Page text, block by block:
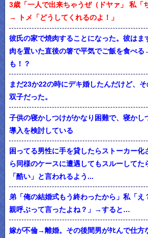
3歳「一人で出来ちゃうぜ（ドヤァ」 私「
→ トメ「どうしてくれるのよ！」
彼氏の家で焼肉することになった。彼はま
肉を置いた直後の箸で平気でご飯を食べ
も！？
まだ23か22の時にデキ婚したんだけど、
双子だった。
子供の寝かしつけがかなり困難で、寝かし
導入を検討している
困ってる男性に手を貸したらストーカー化
ら同様のケースに遭遇してもスルーしてた
「酷い」と言われるよう...
弟「俺の結婚式もう終わったから」私「え
親呼ぶって言ったよね？」→すると…
嫁が不倫→離婚。その後間男がﾀﾋんで仕方